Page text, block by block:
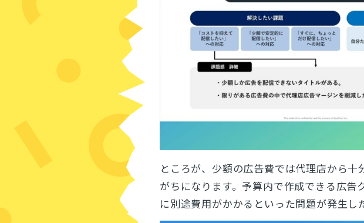
ところが、少額の広告費では代理店から
がちになります。予算内で作成できる広
に別途費用がかかるといった問題が発生し